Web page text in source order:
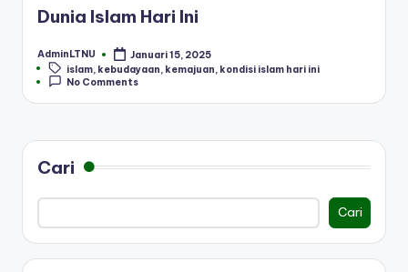
Dunia Islam Hari Ini
Posted
by
AdminLTNU
Januari 15, 2025
Tags:islam kebudayaan kemajuan kondisi islam hari ini
No Comments
Cari
Cari